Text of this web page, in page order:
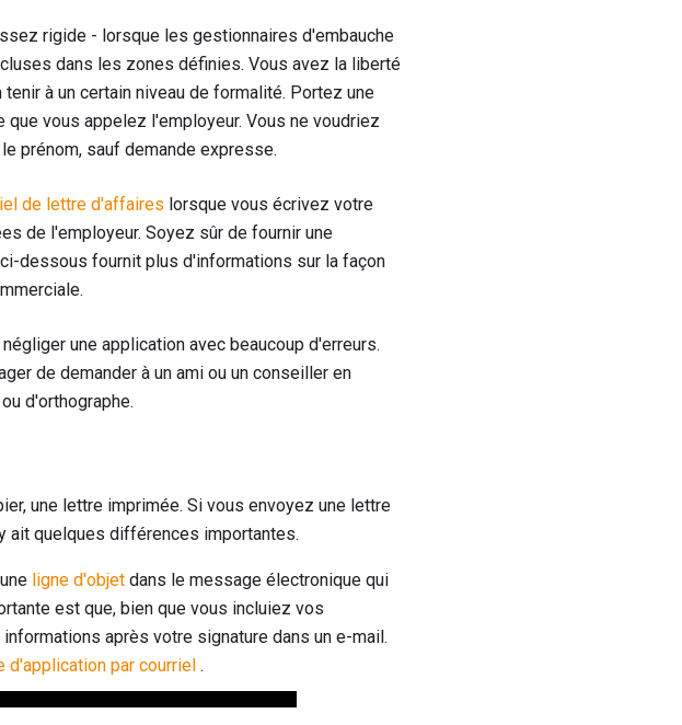
rigide - lorsque les gestionnaires d'embauche
dans les zones définies. Vous avez la liberté
à un certain niveau de formalité. Portez une
que vous appelez l'employeur. Vous ne voudriez
prénom, sauf demande expresse.
de lettre d'affaires lorsque vous écrivez votre
de l'employeur. Soyez sûr de fournir une
dessous fournit plus d'informations sur la façon
une application avec beaucoup d'erreurs.
de demander à un ami ou un conseiller en
d'orthographe.
une lettre imprimée. Si vous envoyez une lettre
ait quelques différences importantes.
ligne d'objet dans le message électronique qui
est que, bien que vous incluiez vos
après votre signature dans un e-mail.
d'application par courriel .